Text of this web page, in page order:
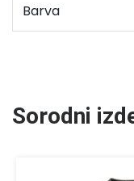
Barva
Sorodni